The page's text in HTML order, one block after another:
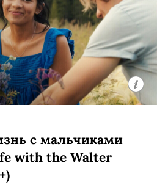
с мальчиками
with the Walter